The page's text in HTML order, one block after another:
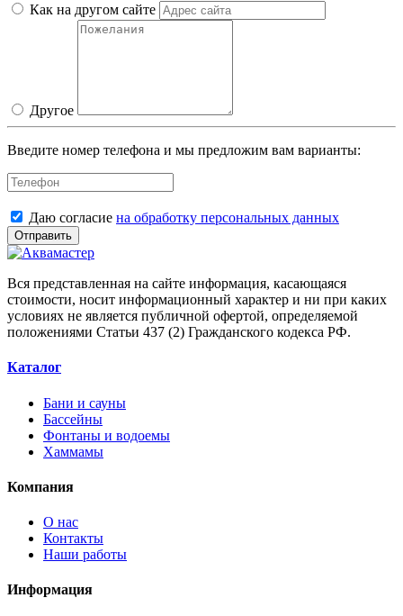
Как на другом сайте
Другое
Введите номер телефона и мы предложим вам варианты:
Даю согласие на обработку персональных данных
Отправить
Вся представленная на сайте информация, касающаяся
стоимости, носит информационный характер и ни при каких
условиях не является публичной офертой, определяемой
положениями Статьи 437 (2) Гражданского кодекса РФ.
Каталог
Бани и сауны
Бассейны
Фонтаны и водоемы
Хаммамы
Компания
О нас
Контакты
Наши работы
Информация